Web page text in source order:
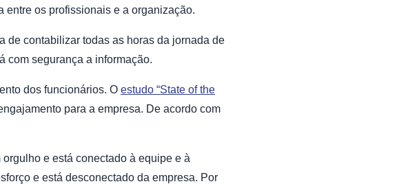
entre os profissionais e a organização.
de contabilizar todas as horas da jornada de
com segurança a informação.
dos funcionários. O estudo “State of the
para a empresa. De acordo com
e está conectado à equipe e à
e está desconectado da empresa. Por